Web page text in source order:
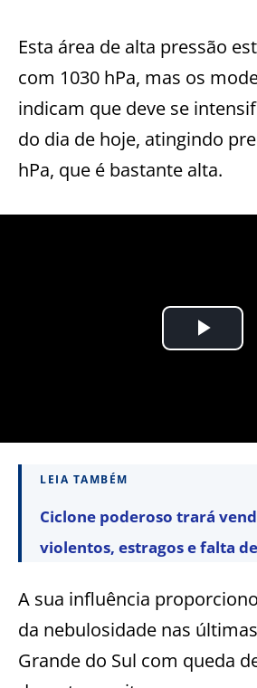
Esta área de alta pressão
com 1030 hPa, mas os
indicam que deve se
do dia de hoje, atingindo
hPa, que é bastante alta.
LEIA TAMBÉM
Ciclone poderoso trará
violentos, estragos e falta
A sua influência
da nebulosidade nas
Grande do Sul com queda